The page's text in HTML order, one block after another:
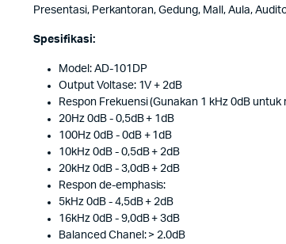
Presentasi, Perkantoran, Gedung, Mall, Aula,
Spesifikasi:
Model: AD-101DP
Output Voltase: 1V + 2dB
Respon Frekuensi (Gunakan 1 kHz 0dB untuk
20Hz 0dB - 0,5dB + 1dB
100Hz 0dB - 0dB + 1dB
10kHz 0dB - 0,5dB + 2dB
20kHz 0dB - 3,0dB + 2dB
Respon de-emphasis:
5kHz 0dB - 4,5dB + 2dB
16kHz 0dB - 9,0dB + 3dB
Balanced Chanel: > 2.0dB